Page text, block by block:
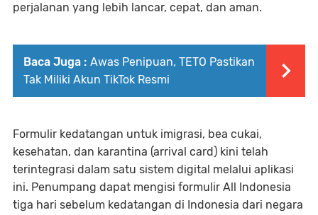
perjalanan yang lebih lancar, cepat, dan aman.
Baca Juga : Awas Penipuan, TETO Pastikan
Tak Miliki Akun TikTok Resmi
Formulir kedatangan untuk imigrasi, bea cukai,
kesehatan, dan karantina (arrival card) kini telah
terintegrasi dalam satu sistem digital melalui aplikasi
ini. Penumpang dapat mengisi formulir All Indonesia
tiga hari sebelum kedatangan di Indonesia dari negara